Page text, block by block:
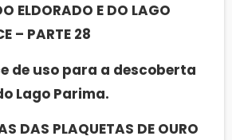
ELDORADO E DO LAGO
– PARTE 28
de uso para a descoberta
Lago Parima.
DAS PLAQUETAS DE OURO